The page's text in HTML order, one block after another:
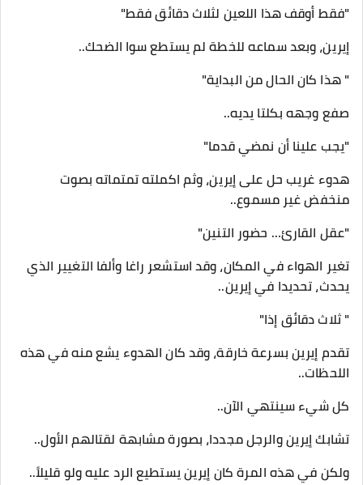
"فقط أوقف هذا اللعين لثلاث دقائق فقط"
إيرين، وبعد سماعه للخطة لم يستطع سوا الضحك..
" هذا كان الحال من البداية"
صفع وجهه بكلتا يديه..
"يجب علينا أن نمضي قدما"
هدوء غريب حل على إيرين، وثم اكملته تمتماته بصوت
منخفض غير مسموع..
"عقل القارئ… حضور التنين"
تغير الهواء في المكان، وقد استشعر راغا وألفا التغيير الذي
يحدث، تحديدا في إيرين..
" ثلاث دقائق إذا"
تقدم إيرين بسرعة خارقة، وقد كان الهدوء يشع منه في هذه
اللحظات..
كل شيء سينتهي الآن..
تشابك إيرين والرجل مجددا، بصورة مشابهة لقتالهم الأول..
ولكن في هذه المرة كان إيرين يستطيع الرد عليه ولو قليلاََ..